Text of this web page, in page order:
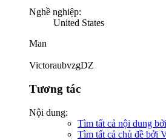
Nghề nghiệp:
United States
Man
VictoraubvzgDZ
Tương tác
Nội dung:
Tìm tất cả nội dung
Tìm tất cả chủ đề bởi